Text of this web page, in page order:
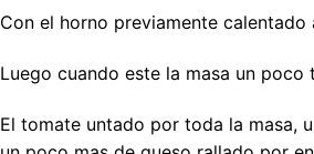
Con el horno previamente calentado
Luego cuando este la masa un
El tomate untado por toda la masa,